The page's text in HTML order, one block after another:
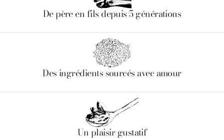
De père en fils depuis 5 générations
Des ingrédients sourcés avec amour
Un plaisir gustatif